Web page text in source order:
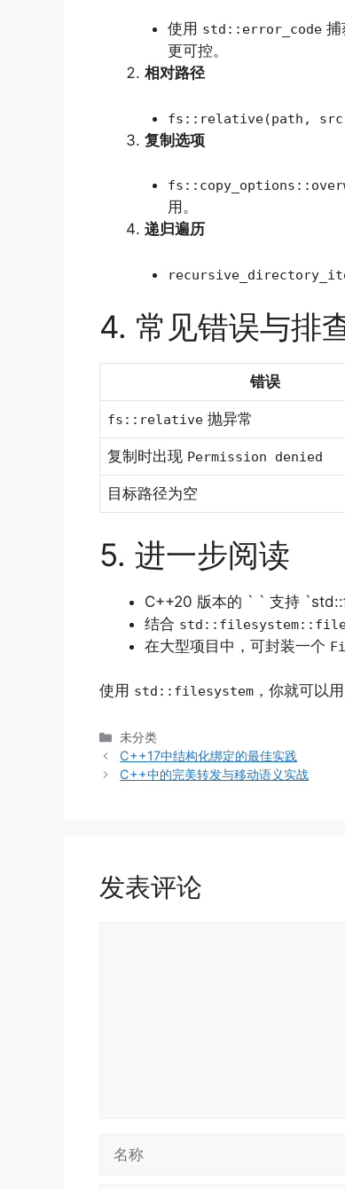
使用 std::error_code捕
更可控。
相对路径
fs::relative(path,
复制选项
用。
递归遍历
4. 常见错误与排
错误
fs::relative 抛异常
复制时出现 Permission denied
目标路径为空
5. 进一步阅读
C++20 版本的 ` ` 支持
结合
在大型项目中，可封装一个
使用 std::filesystem ，你就可以
分
类
未分类
C++17中结构化绑定的最佳实践
C++中的完美转发与移动语义实战
发表评论